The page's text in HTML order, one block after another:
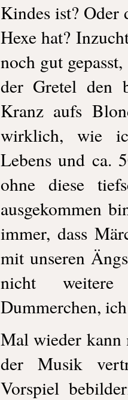
Kindes ist? Oder
Hexe hat?
noch gut
der Gretel den
Kranz aufs
wirklich, wie
Lebens und ca.
ohne diese
ausgekommen
immer, dass
mit unseren
nicht
Dummerchen,
Mal wieder
der Musik
Vorspiel